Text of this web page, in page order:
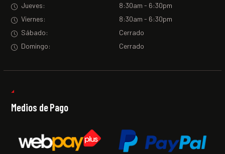
Jueves:
8:30am - 6:30pm
Viernes:
8:30am - 6:30pm
Sábado:
Cerrado
Domingo:
Cerrado
Medios de Pago